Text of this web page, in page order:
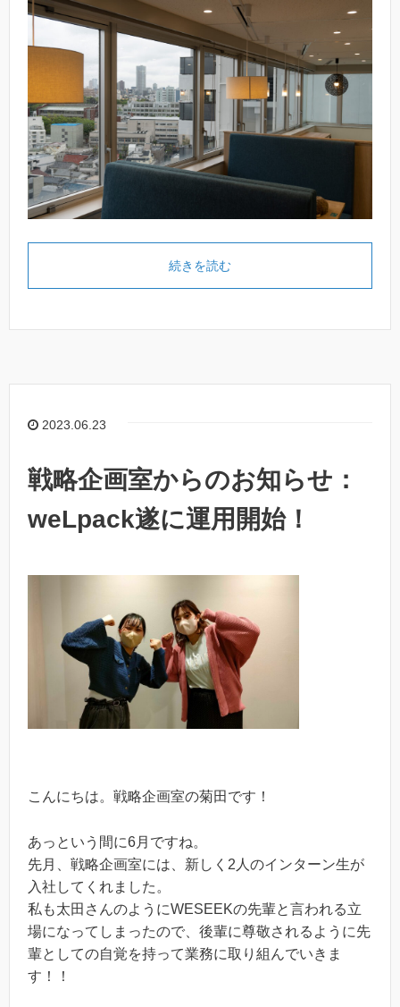
続きを読む
2023.06.23
戦略企画室からのお知らせ：
weLpack遂に運用開始！
こんにちは。戦略企画室の菊田です！
あっという間に6月ですね。
先月、戦略企画室には、新しく2人のインターン生が
入社してくれました。
私も太田さんのようにWESEEKの先輩と言われる立
場になってしまったので、後輩に尊敬されるように先
輩としての自覚を持って業務に取り組んでいきま
す！！